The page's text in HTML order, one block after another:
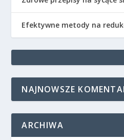
Efektywne metody na
NAJNOWSZE
ARCHIWA